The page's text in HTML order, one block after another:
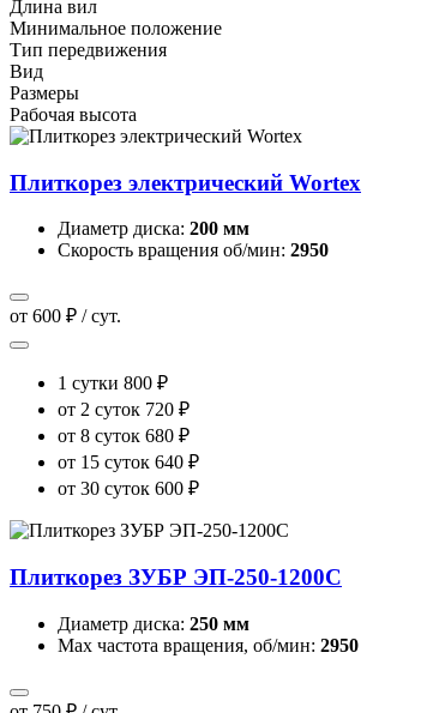
Длина вил
Минимальное положение
Тип передвижения
Вид
Размеры
Рабочая высота
Плиткорез электрический Wortex
Диаметр диска: 200 мм
Скорость вращения об/мин: 2950
от 600 ₽ / сут.
1 сутки 800 ₽
от 2 суток 720 ₽
от 8 суток 680 ₽
от 15 суток 640 ₽
от 30 суток 600 ₽
Плиткорез ЗУБР ЭП-250-1200С
Диаметр диска: 250 мм
Max частота вращения, об/мин: 2950